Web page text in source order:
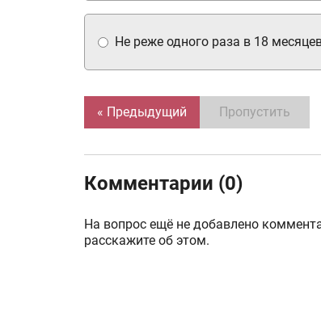
Не реже одного раза в 18
« Предыдущий Пропустить
Комментарии (0)
На вопрос ещё не добавлено
расскажите об этом.